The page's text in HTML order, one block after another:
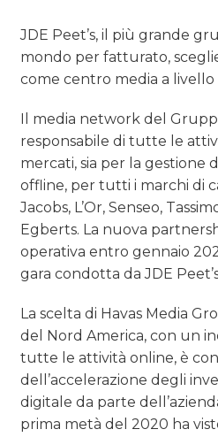
JDE Peet’s, il più grande
mondo per fatturato,
come centro media a livello
Il media network del
responsabile di tutte le
mercati, sia per la gestione
offline, per tutti i marchi di
Jacobs, L’Or, Senseo,
Egberts. La nuova
operativa entro gennaio
gara condotta da JDE
La scelta di Havas Media
del Nord America, con un
tutte le attività online, è
dell’accelerazione degli
digitale da parte
prima metà del 2020 ha